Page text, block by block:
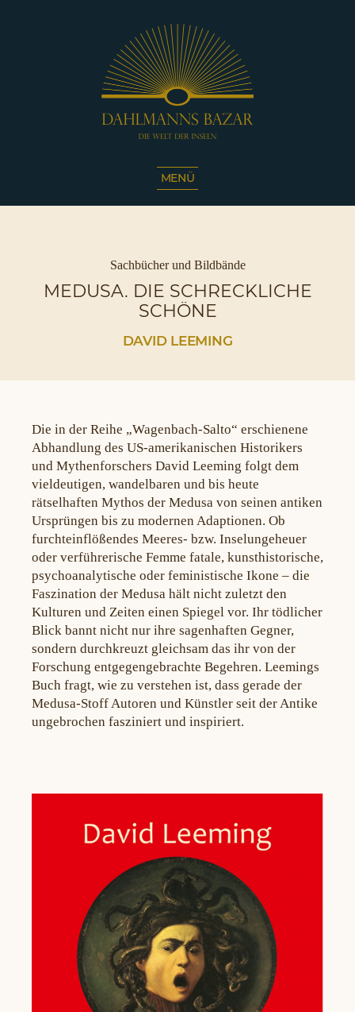
Die
Inseln
|
Café
Sassnitz
MENÜ
Kategorien
Sachbücher und Bildbände
MEDUSA. DIE SCHRECKLICHE
SCHÖNE
DAVID LEEMING
Die in der Reihe „Wagenbach-Salto“ erschienene
Abhandlung des US-amerikanischen Historikers
und Mythenforschers David Leeming folgt dem
vieldeutigen, wandelbaren und bis heute
rätselhaften Mythos der Medusa von seinen antiken
Ursprüngen bis zu modernen Adaptionen. Ob
furchteinflößendes Meeres- bzw. Inselungeheuer
oder verführerische Femme fatale, kunsthistorische,
psychoanalytische oder feministische Ikone – die
Faszination der Medusa hält nicht zuletzt den
Kulturen und Zeiten einen Spiegel vor. Ihr tödlicher
Blick bannt nicht nur ihre sagenhaften Gegner,
sondern durchkreuzt gleichsam das ihr von der
Forschung entgegengebrachte Begehren. Leemings
Buch fragt, wie zu verstehen ist, dass gerade der
Medusa-Stoff Autoren und Künstler seit der Antike
ungebrochen fasziniert und inspiriert.